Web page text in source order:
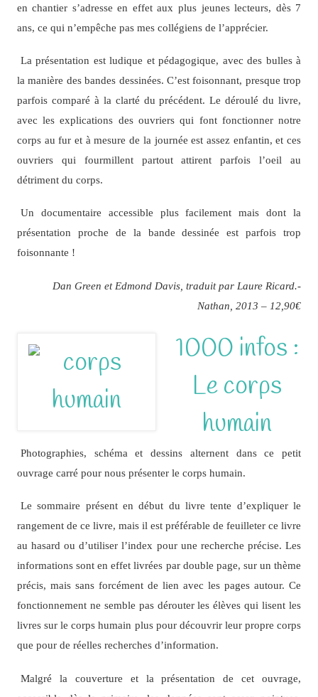
en chantier s’adresse en effet aux plus jeunes lecteurs, dès 7
ans, ce qui n’empêche pas mes collégiens de l’apprécier.
La présentation est ludique et pédagogique, avec des bulles à
la manière des bandes dessinées. C’est foisonnant, presque trop
parfois comparé à la clarté du précédent. Le déroulé du livre,
avec les explications des ouvriers qui font fonctionner notre
corps au fur et à mesure de la journée est assez enfantin, et ces
ouvriers qui fourmillent partout attirent parfois l’oeil au
détriment du corps.
Un documentaire accessible plus facilement mais dont la
présentation proche de la bande dessinée est parfois trop
foisonnante !
Dan Green et Edmond Davis, traduit par Laure Ricard.-
Nathan, 2013 – 12,90€
1000 infos :
Le corps
humain
Photographies, schéma et dessins alternent dans ce petit
ouvrage carré pour nous présenter le corps humain.
Le sommaire présent en début du livre tente d’expliquer le
rangement de ce livre, mais il est préférable de feuilleter ce livre
au hasard ou d’utiliser l’index pour une recherche précise. Les
informations sont en effet livrées par double page, sur un thème
précis, mais sans forcément de lien avec les pages autour. Ce
fonctionnement ne semble pas dérouter les élèves qui lisent les
livres sur le corps humain plus pour découvrir leur propre corps
que pour de réelles recherches d’information.
Malgré la couverture et la présentation de cet ouvrage,